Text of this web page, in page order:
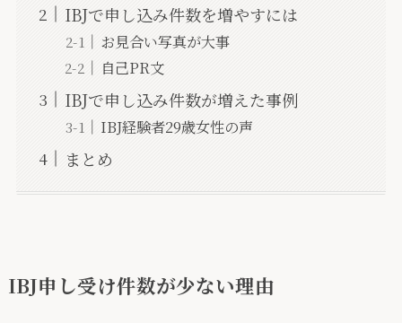
IBJで申し込み件数を増やすには
お見合い写真が大事
自己PR文
IBJで申し込み件数が増えた事例
IBJ経験者29歳女性の声
まとめ
IBJ申し受け件数が少ない理由